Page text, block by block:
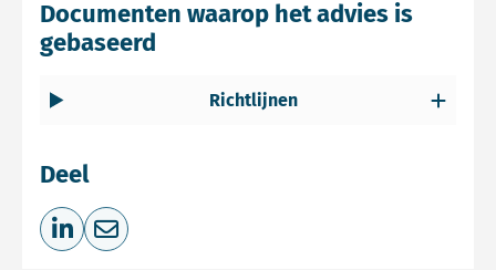
Documenten waarop het advies is
gebaseerd
Richtlijnen
Deel
Deel op LinkedIn
Deel via e-mail